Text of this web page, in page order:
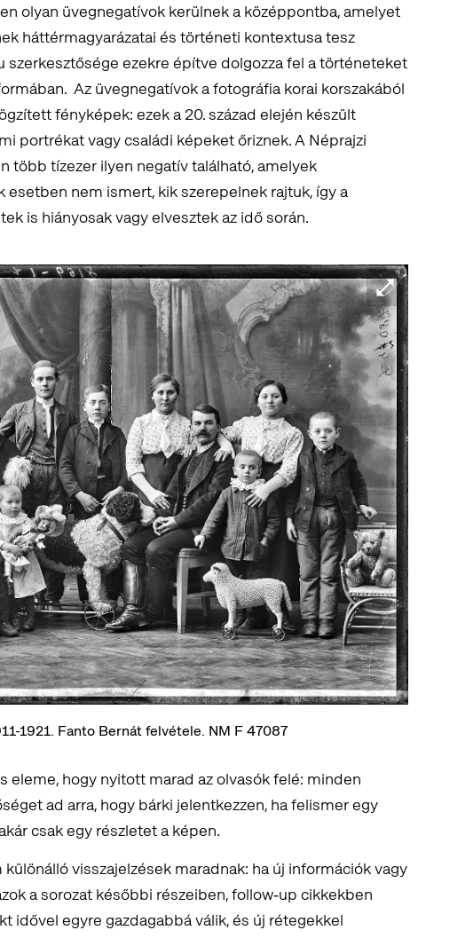
olyan üvegnegatívok kerülnek a középpontba, amelyet
háttérmagyarázatai és történeti kontextusa tesz
szerkesztősége ezekre építve dolgozza fel a történeteket
Az üvegnegatívok a fotográfia korai korszakából
fényképek: ezek a 20. század elején készült
portrékat vagy családi képeket őriznek. A Néprajzi
több tízezer ilyen negatív található, amelyek
esetben nem ismert, kik szerepelnek rajtuk, így a
is hiányosak vagy elvesztek az idő során.
1921. Fanto Bernát felvétele. NM F 47087
eleme, hogy nyitott marad az olvasók felé: minden
ad arra, hogy bárki jelentkezzen, ha felismer egy
csak egy részletet a képen.
visszajelzések maradnak: ha új információk vagy
a sorozat későbbi részeiben, follow‑up cikkekben
idővel egyre gazdagabbá válik, és új rétegekkel